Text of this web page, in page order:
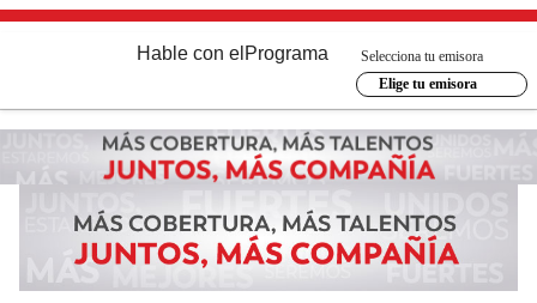
Hable con el Programa
Selecciona tu emisora
Elige tu emisora